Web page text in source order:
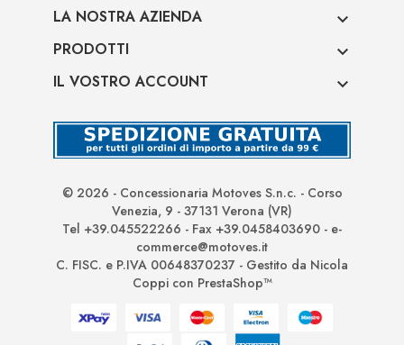
LA NOSTRA AZIENDA 
PRODOTTI 
IL VOSTRO ACCOUNT 
© 2026 - Concessionaria Motoves S.n.c. - Corso
Venezia, 9 - 37131 Verona (VR)
Tel +39.045522266 - Fax +39.0458403690 - e-
commerce@motoves.it
C. FISC. e P.IVA 00648370237 - Gestito da Nicola
Coppi con PrestaShop™